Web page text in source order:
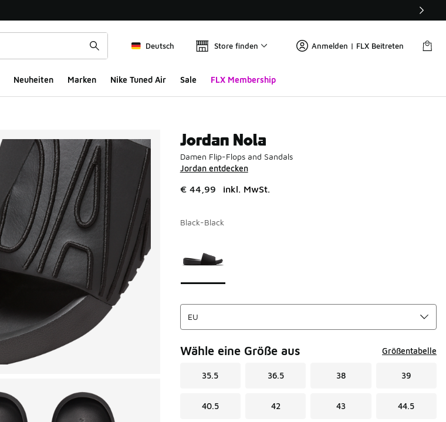
Deutsch Store finden Anmelden | FLX Beitreten
Neuheiten Marken Nike Tuned Air Sale FLX Membership
Jordan Nola
Damen Flip-Flops and Sandals
Jordan entdecken
€ 44,99 inkl. MwSt.
Black-Black
Wähle eine Größe aus Größentabelle
35.5 36.5 38 39
40.5 42 43 44.5